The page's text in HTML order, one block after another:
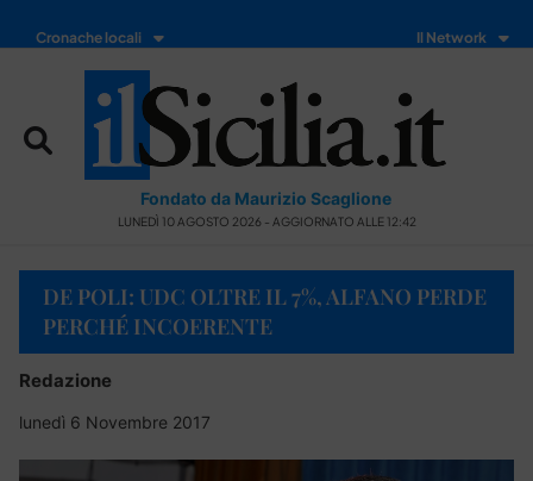
Cronache locali Il Network
Fondato da Maurizio Scaglione
LUNEDÌ 10 AGOSTO 2026 - AGGIORNATO ALLE 12:42
DE POLI: UDC OLTRE IL 7%, ALFANO PERDE
PERCHÉ INCOERENTE
Redazione
lunedì 6 Novembre 2017